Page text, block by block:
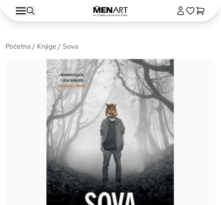
Početna/ Knjige / Sova